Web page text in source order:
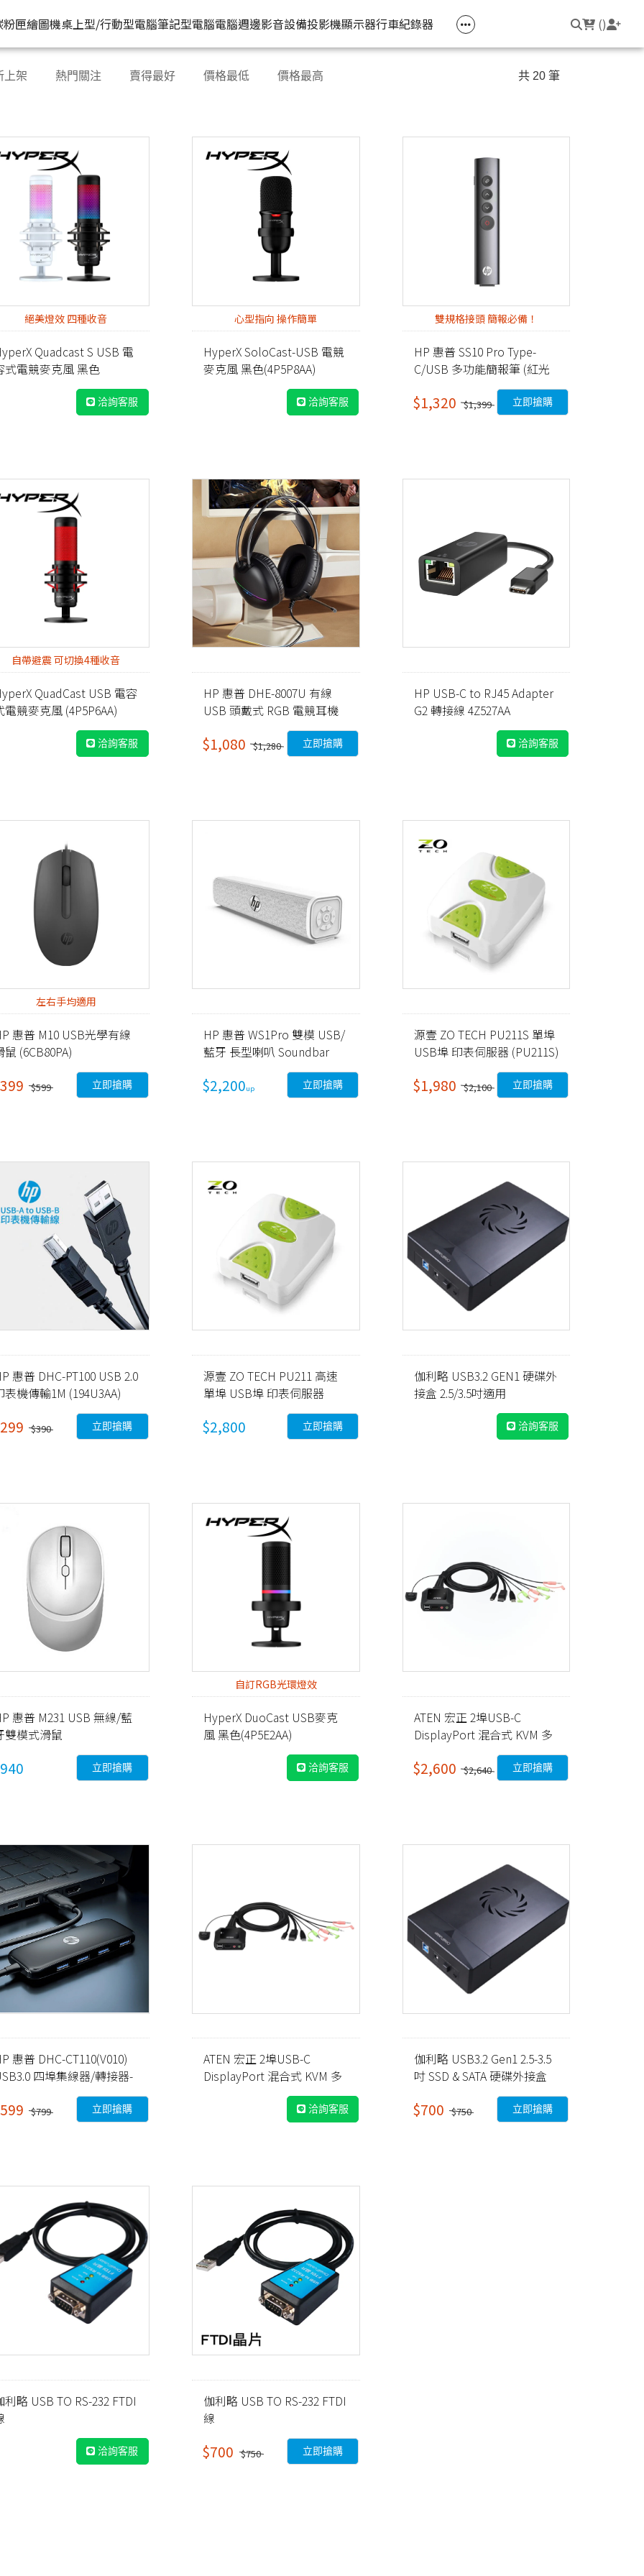
推薦好友回饋
表機
按系列
商用
設計工程用
按功能
多功能事務機
多功能傳真事務機
匣
匣
色
型
碳粉匣
按顏色
繪圖機桌上型/行動型電腦
桌上型工作站電腦
Z2
商務電腦
Elite系列
筆記型電腦
個人筆電
Pavilion 星鑽系列
超品系列
OmniBook 系列
商用筆電
Elitebook 系列
Probook 系列
ZBook 系列
OMEN
電腦包
觸控筆
變壓器
筆電支架
電腦週邊
儲存裝置
影音設備
耳機
無線耳機
投影機
簡報筆
顯示器行車紀錄器 ()
上架 熱門關注 賣得最好 價格最低 價格最高 共 20 筆
絕美燈效 四種收音
Quadcast S USB 電
式電競麥克風 黑色
白色(519P0AA)
洽詢客服
心型指向 操作簡單
HyperX SoloCast-USB 電競
麥克風 黑色(4P5P8AA)
洽詢客服
雙規格接頭 簡報必備！
HP 惠普 SS10 Pro Type-
C/USB 多功能簡報筆 (紅光
$1,320 $1,399 立即搶購
自帶避震 可切換4種收音
QuadCast USB 電容
電競麥克風 (4P5P6AA)
洽詢客服
HP 惠普 DHE-8007U 有線
USB 頭戴式 RGB 電競耳機
$1,080 $1,280 立即搶購
HP USB-C to RJ45 Adapter
G2 轉接線 4Z527AA
洽詢客服
左右手均適用
惠普 M10 USB光學有線
鼠 (6CB80PA)
$599 立即搶購
HP 惠普 WS1Pro 雙模 USB/
藍牙 長型喇叭 Soundbar
$2,200 立即搶購
源壹 ZO TECH PU211S 單埠
USB埠 印表伺服器 (PU211S)
$1,980 $2,100 立即搶購
惠普 DHC-PT100 USB 2.0
表機傳輸1M (194U3AA)
$390 立即搶購
源壹 ZO TECH PU211 高速
單埠 USB埠 印表伺服器
$2,800 立即搶購
伽利略 USB3.2 GEN1 硬碟外
接盒 2.5/3.5吋適用
洽詢客服
惠普 M231 USB 無線/藍
雙模式滑鼠
立即搶購
自訂RGB光環燈效
HyperX DuoCast USB麥克
風 黑色(4P5E2AA)
洽詢客服
ATEN 宏正 2埠USB-C
DisplayPort 混合式 KVM 多
$2,600 $2,640 立即搶購
惠普 DHC-CT110(V010)
四埠集線器/轉接器-
$799 立即搶購
ATEN 宏正 2埠USB-C
DisplayPort 混合式 KVM 多
洽詢客服
伽利略 USB3.2 Gen1 2.5-3.5
吋 SSD & SATA 硬碟外接盒
$700 $750 立即搶購
利略 USB TO RS-232 FTDI
洽詢客服
伽利略 USB TO RS-232 FTDI
線
$700 $750 立即搶購